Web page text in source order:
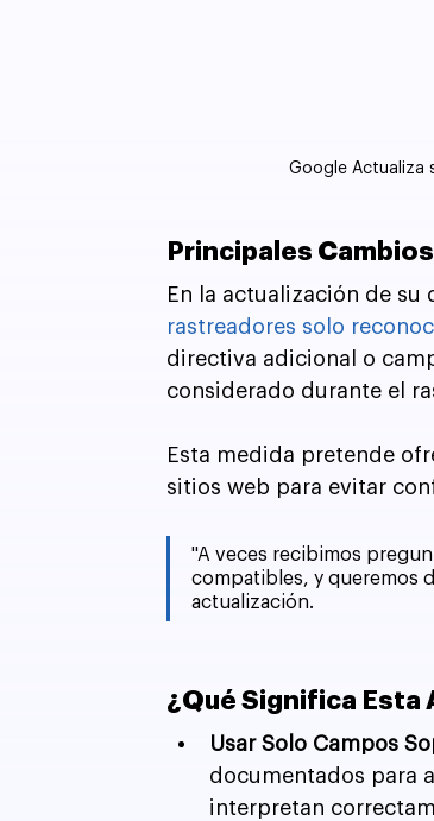
Google Actualiza
Principales
En la actualización de su
rastreadores solo
directiva adicional o
considerado durante el
Esta medida pretende
sitios web para evitar
"A veces recibimos
compatibles, y queremos
actualización.
¿Qué Significa Esta
Usar Solo Campos
documentados para
interpretan